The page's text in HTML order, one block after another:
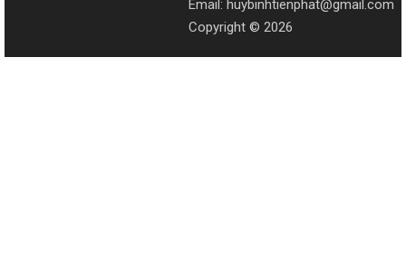
Email: huybinhtienphat@gmail.com
Copyright © 2026